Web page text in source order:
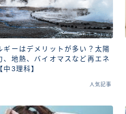
ギーはデメリットが多い？太陽
、地熱、バイオマスなど再エネ
中3理科】
人気記事